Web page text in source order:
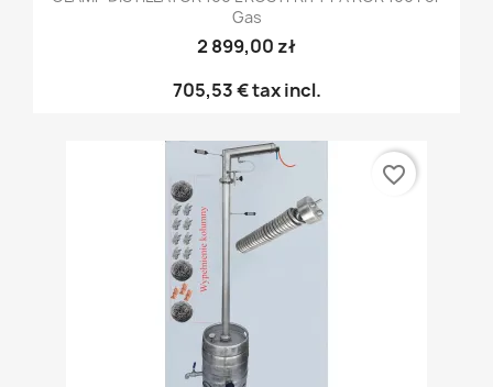
Gas
2 899,00 zł
705,53 €tax incl.
favorite_border